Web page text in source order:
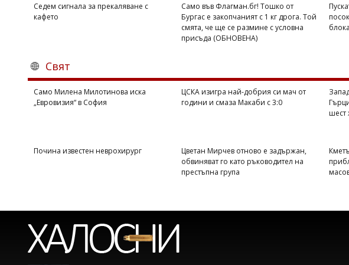
Седем сигнала за прекаляване с
кафето
Само във Флагман.бг! Тошко от
Бургас е закопчаният с 1 кг дрога. Той
смята, че ще се размине с условна
присъда (ОБНОВЕНА)
Свят
Само Милена Милотинова иска
„Евровизия“ в София
ЦСКА изигра най-добрия си мач от
години и смаза Макаби с 3:0
шест
Почина известен неврохирург
Цветан Мирчев отново е задържан,
обвиняват го като ръководител на
престъпна група